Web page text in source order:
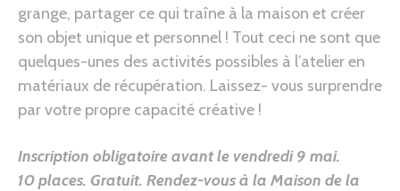
grange, partager ce qui traîne à la maison et créer
son objet unique et personnel ! Tout ceci ne sont que
quelques-unes des activités possibles à l’atelier en
matériaux de récupération. Laissez- vous surprendre
par votre propre capacité créative !
Inscription obligatoire avant le vendredi 9 mai.
10 places. Gratuit. Rendez-vous à la Maison de la